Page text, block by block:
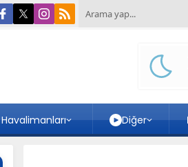
Havalimanları Diğer